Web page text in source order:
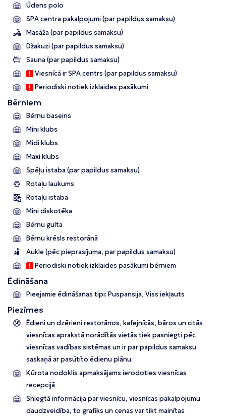
Ūdens polo
SPA centra pakalpojumi (par papildus samaksu)
Masāža (par papildus samaksu)
Džakuzi (par papildus samaksu)
Sauna (par papildus samaksu)
Viesnīcā ir SPA centrs (par papildus samaksu)
Periodiski notiek izklaides pasākumi
Bērniem
Bērnu baseins
Mini klubs
Midi klubs
Maxi klubs
Spēļu istaba (par papildus samaksu)
Rotaļu laukums
Rotaļu istaba
Mini diskotēka
Bērnu gulta
Bērnu krēsls restorānā
Aukle (pēc pieprasījuma, par papildus samaksu)
Periodiski notiek izklaides pasākumi bērniem
Ēdināšana
Pieejamie ēdināšanas tipi: Puspansija, Viss iekļauts
Piezīmes
Ēdieni un dzērieni restorānos, kafejnīcās, bāros un citās
viesnīcas aprakstā norādītās vietās tiek pasniegti pēc
viesnīcas vadības sistēmas un ir par papildus samaksu
saskaņā ar pasūtīto ēdienu plānu.
Kūrota nodoklis apmaksājams ierodoties viesnīcas
recepcijā
Sniegtā informācija par viesnīcu, viesnīcas pakalpojumu
daudzveidība, to grafiks un cenas var tikt mainītas